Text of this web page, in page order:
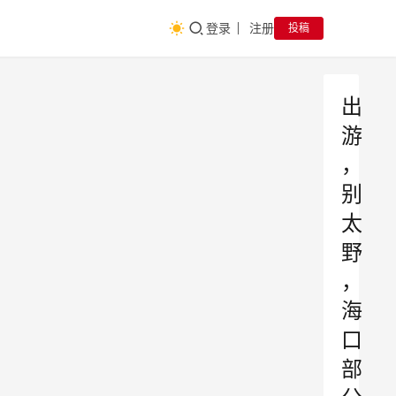
登录 注册 投稿
出
游
，
别
太
野
，
海
口
部